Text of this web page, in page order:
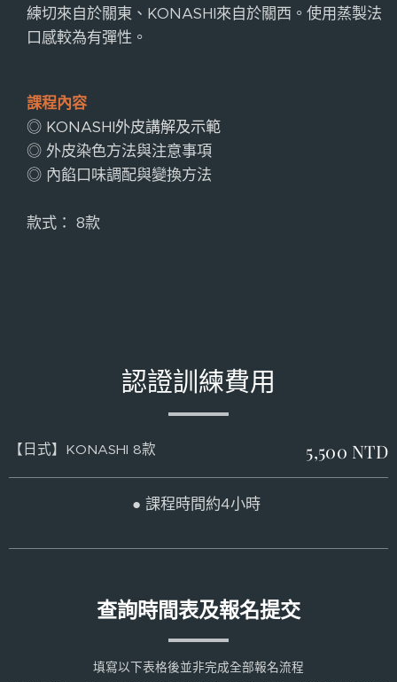
練切來自於關東、KONASHI來自於關西。使用蒸製法
口感較為有彈性。
課程內容
◎ KONASHI外皮講解及示範
◎ 外皮染色方法與注意事項
◎ 內餡口味調配與變換方法
款式： 8款
認證訓練費用
【日式】KONASHI 8款 5,500 NTD
● 課程時間約4小時
查詢時間表及報名提交
填寫以下表格後並非完成全部報名流程